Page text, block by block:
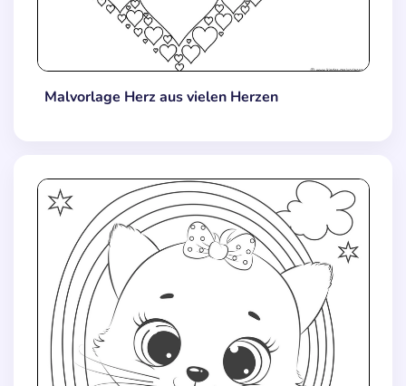
Malvorlage Herz aus vielen Herzen